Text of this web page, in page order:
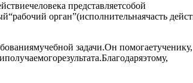
представляетсобой
орган”(исполнительнаячасть
задачи.Он помогаетученику,